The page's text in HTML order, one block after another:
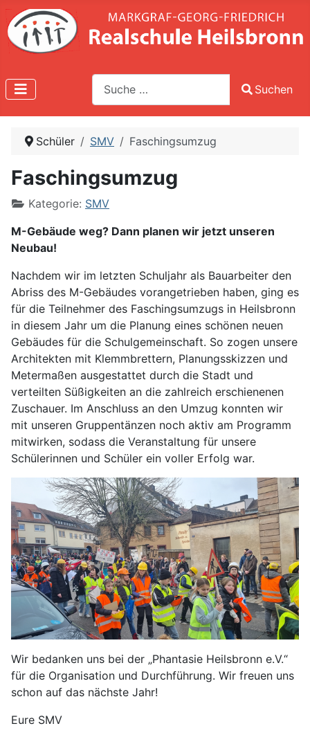
Suche
Type 2 or more characters for results.
Suchen
Schüler SMV Faschingsumzug
Faschingsumzug
Kategorie: SMV
M-Gebäude weg? Dann planen wir jetzt unseren
Neubau!
Nachdem wir im letzten Schuljahr als Bauarbeiter den
Abriss des M-Gebäudes vorangetrieben haben, ging es
für die Teilnehmer des Faschingsumzugs in Heilsbronn
in diesem Jahr um die Planung eines schönen neuen
Gebäudes für die Schulgemeinschaft. So zogen unsere
Architekten mit Klemmbrettern, Planungsskizzen und
Metermaßen ausgestattet durch die Stadt und
verteilten Süßigkeiten an die zahlreich erschienenen
Zuschauer. Im Anschluss an den Umzug konnten wir
mit unseren Gruppentänzen noch aktiv am Programm
mitwirken, sodass die Veranstaltung für unsere
Schülerinnen und Schüler ein voller Erfolg war.
Wir bedanken uns bei der „Phantasie Heilsbronn e.V.“
für die Organisation und Durchführung. Wir freuen uns
schon auf das nächste Jahr!
Eure SMV